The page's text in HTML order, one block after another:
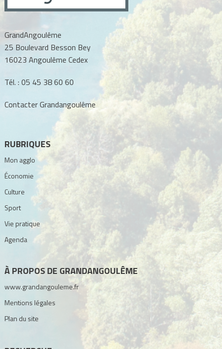
GrandAngoulême
25 Boulevard Besson Bey
16023 Angoulême Cedex
Tél. : 05 45 38 60 60
Contacter Grandangoulême
RUBRIQUES
Mon agglo
Économie
Culture
Sport
Vie pratique
Agenda
À PROPOS DE GRANDANGOULÊME
www.grandangouleme.fr
Mentions légales
Plan du site